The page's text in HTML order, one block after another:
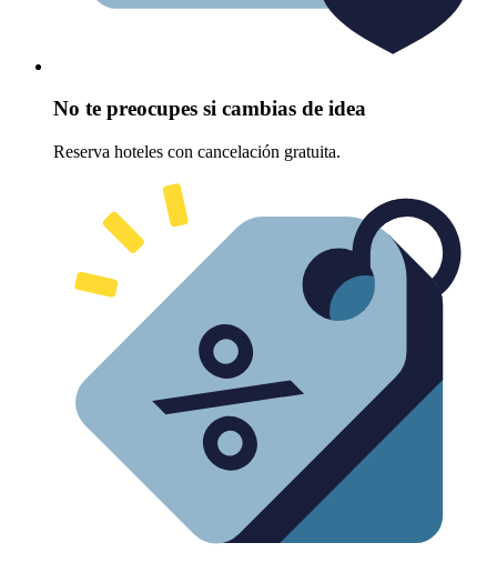
No te preocupes si cambias de idea
Reserva hoteles con cancelación gratuita.